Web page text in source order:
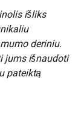
išliks
deriniu.
jums išnaudoti
pateiktą